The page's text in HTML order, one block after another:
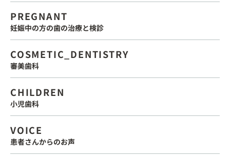
PREGNANT
妊娠中の方の歯の治療と検診
COSMETIC_DENTISTRY
審美歯科
CHILDREN
小児歯科
VOICE
患者さんからのお声